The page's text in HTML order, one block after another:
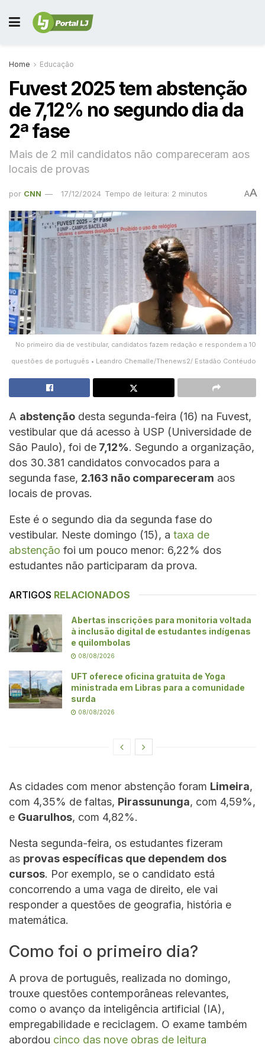
Home Educação
Fuvest 2025 tem abstenção
de 7,12% no segundo dia da
2ª fase
Mais de 2 mil candidatos não compareceram aos
locais de provas
por CNN 17/12/2024 Tempo de leitura: 2 minutos AA
No primeiro dia de vestibular, candidatos fazem redação e respondem a 10
questões de português • Leandro Chemalle/Thenews2/ Estadão Contéudo
A abstenção desta segunda-feira (16) na Fuvest,
vestibular que dá acesso à USP (Universidade de
São Paulo), foi de 7,12%. Segundo a organização,
dos 30.381 candidatos convocados para a
segunda fase, 2.163 não compareceram aos
locais de provas.
Este é o segundo dia da segunda fase do
vestibular. Neste domingo (15), a taxa de
abstenção foi um pouco menor: 6,22% dos
estudantes não participaram da prova.
ARTIGOS RELACIONADOS
Abertas inscrições para monitoria voltada
à inclusão digital de estudantes indígenas
e quilombolas
08/08/2026
UFT oferece oficina gratuita de Yoga
ministrada em Libras para a comunidade
surda
08/08/2026
As cidades com menor abstenção foram Limeira,
com 4,35% de faltas, Pirassununga, com 4,59%,
e Guarulhos, com 4,82%.
Nesta segunda-feira, os estudantes fizeram
as provas específicas que dependem dos
cursos. Por exemplo, se o candidato está
concorrendo a uma vaga de direito, ele vai
responder a questões de geografia, história e
matemática.
Como foi o primeiro dia?
A prova de português, realizada no domingo,
trouxe questões contemporâneas relevantes,
como o avanço da inteligência artificial (IA),
empregabilidade e reciclagem. O exame também
abordou cinco das nove obras de leitura